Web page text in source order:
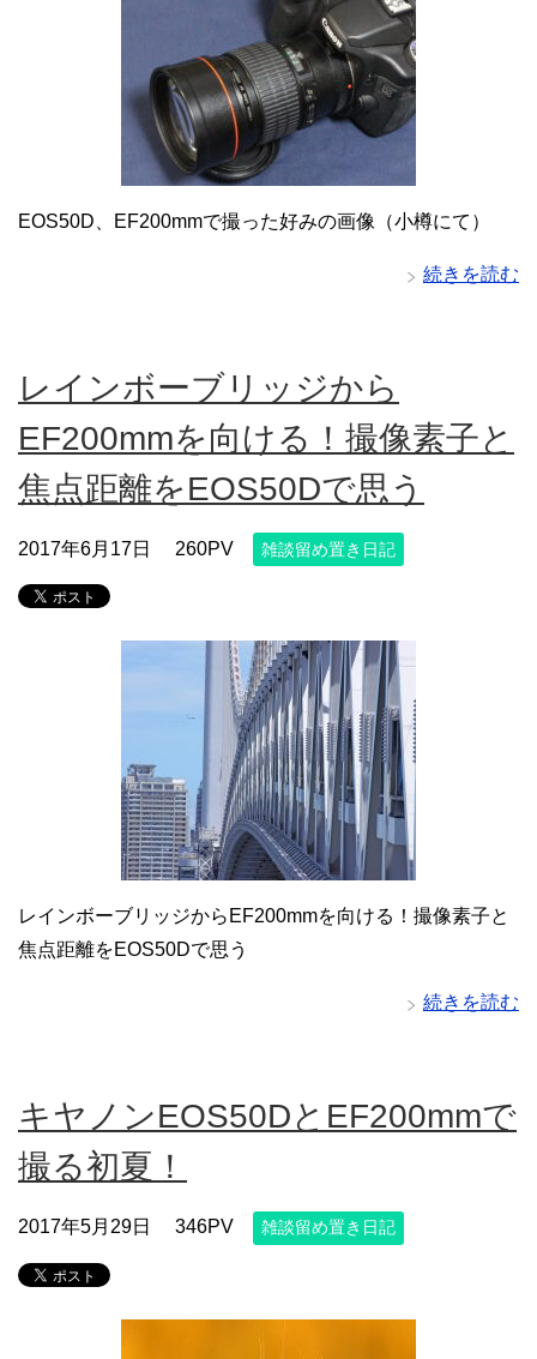
EOS50D、EF200mmで撮った好みの画像（小樽にて）
続きを読む
レインボーブリッジから
EF200mmを向ける！撮像素子と
焦点距離をEOS50Dで思う
2017年6月17日 260PV 雑談留め置き日記
レインボーブリッジからEF200mmを向ける！撮像素子と
焦点距離をEOS50Dで思う
続きを読む
キヤノンEOS50DとEF200mmで
撮る初夏！
2017年5月29日 346PV 雑談留め置き日記